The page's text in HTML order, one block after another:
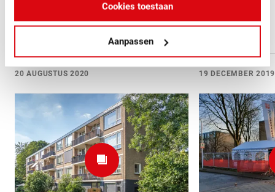
Cookies toestaan
Aanpassen
Project updates
20 AUGUSTUS 2020 19 DECEMBER 2019